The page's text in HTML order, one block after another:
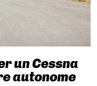
un Cessna
autonome